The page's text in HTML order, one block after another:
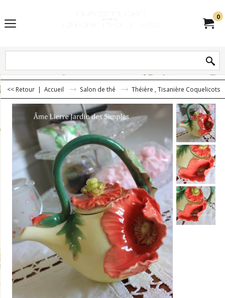
0
<< Retour | Accueil Salon de thé Théière , Tisanière Coquelicots